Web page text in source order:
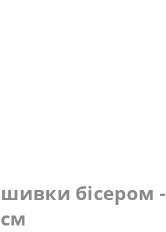
бісером -